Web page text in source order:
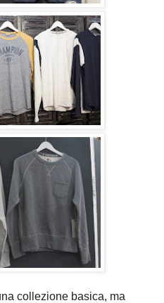
collezione basica, ma